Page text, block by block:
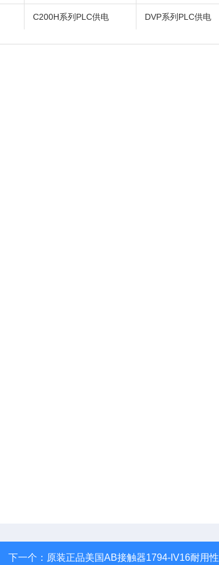
C200H系列PLC供电 DVP系列PLC供电
下一个： 原装正品美国AB接触器1794-IV16耐用